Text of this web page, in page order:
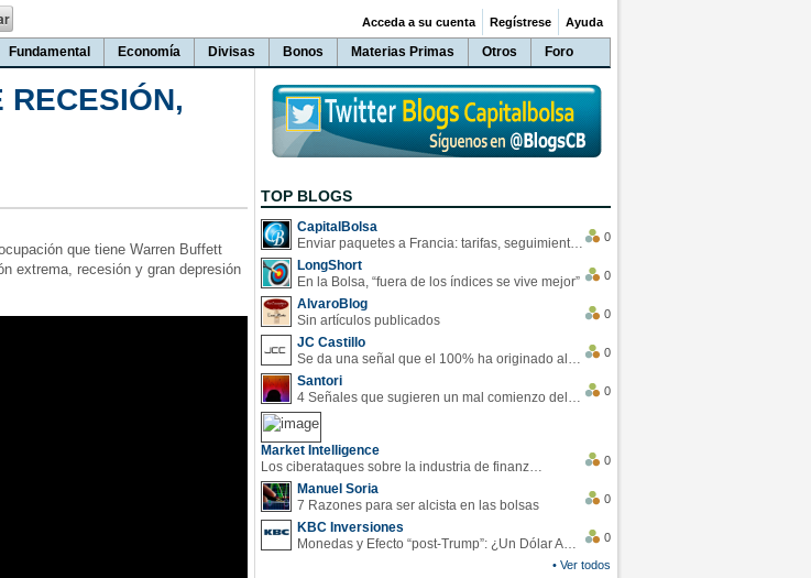
Fundamental Economía Divisas Bonos Materias Primas Otros Foro
Acceda a su cuenta Regístrese Ayuda
RECESIÓN,
que tiene Warren Buffett
extrema, recesión y gran depresión
TOP BLOGS
CapitalBolsa
Enviar paquetes a Francia: tarifas, seguimiento y ventajas destacadas
0
LongShort
En la Bolsa, “fuera de los índices se vive mejor”
0
AlvaroBlog
Sin artículos publicados
0
JC Castillo
Se da una señal que el 100% ha originado alzas en las bolsas
0
Santori
4 Señales que sugieren un mal comienzo del 3T de la economía EEUU
0
Market Intelligence
Los ciberataques sobre la industria de finanzas se han duplicado este año
0
Manuel Soria
7 Razones para ser alcista en las bolsas
0
KBC Inversiones
Monedas y Efecto “post-Trump”: ¿Un Dólar Americano operando en rangos?
0
• Ver todos